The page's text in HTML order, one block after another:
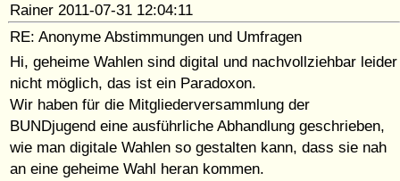
Rainer 2011-07-31 12:04:11
RE: Anonyme Abstimmungen und Umfragen
Hi, geheime Wahlen sind digital und nachvollziehbar leider
nicht möglich, das ist ein Paradoxon.
Wir haben für die Mitgliederversammlung der
BUNDjugend eine ausführliche Abhandlung geschrieben,
wie man digitale Wahlen so gestalten kann, dass sie nah
an eine geheime Wahl heran kommen.